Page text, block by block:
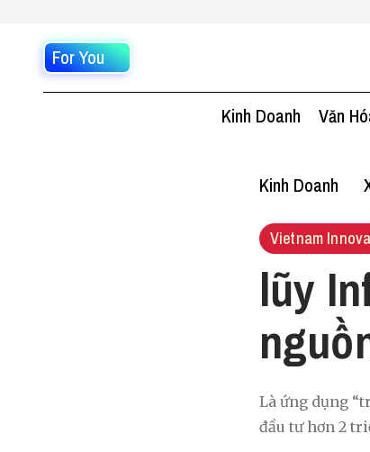
For You
Kinh Doanh Văn
Kinh Doanh
Vietnam
lũy
Là ứng dụng
đầu tư hơn 2